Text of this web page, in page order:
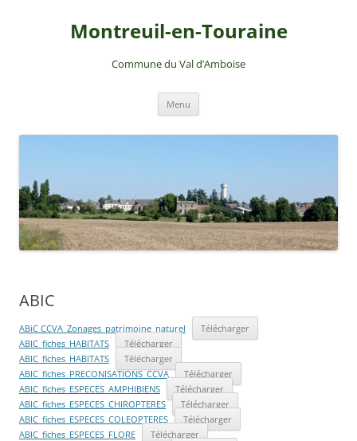
Montreuil-en-Touraine
Commune du Val d’Amboise
Menu
ABIC
ABiC CCVA_Zonages_patrimoine_naturel
Télécharger
ABIC_fiches_HABITATS
Télécharger
ABIC_fiches_HABITATS
Télécharger
ABIC_fiches_PRECONISATIONS_CCVA
Télécharger
ABIC_fiches_ESPECES_AMPHIBIENS
Télécharger
ABIC_fiches_ESPECES_CHIROPTERES
Télécharger
ABIC_fiches_ESPECES_COLEOPTERES
Télécharger
ABIC_fiches_ESPECES_FLORE
Télécharger